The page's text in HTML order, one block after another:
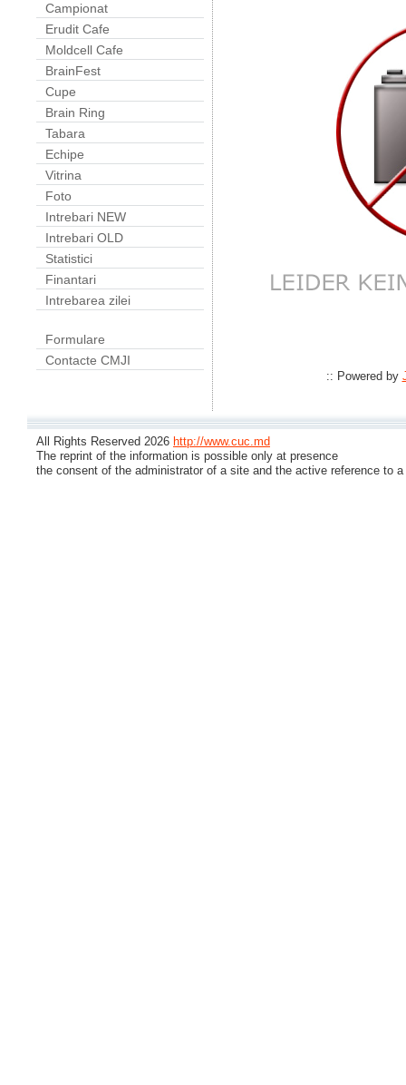
Campionat
Erudit Cafe
Moldcell Cafe
BrainFest
Cupe
Brain Ring
Tabara
Echipe
Vitrina
Foto
Intrebari NEW
Intrebari OLD
Statistici
Finantari
Intrebarea zilei
Formulare
Contacte CMJI
:: Powered by
All Rights Reserved 2026 http://www.cuc.md
The reprint of the information is possible only at presence
the consent of the administrator of a site and the active reference to